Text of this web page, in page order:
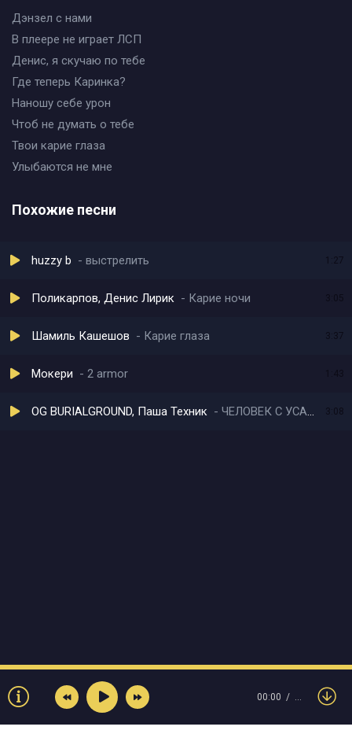
Дэнзел с нами
В плеере не играет ЛСП
Денис, я скучаю по тебе
Где теперь Каринка?
Наношу себе урон
Чтоб не думать о тебе
Твои карие глаза
Улыбаются не мне
Похожие песни
huzzy b выстрелить 1:27
Поликарпов, Денис Лирик Карие ночи
Шамиль Кашешов Карие глаза 3:37
Мокери 2 armor
OG BURIALGROUND, Паша Техник ЧЕЛОВЕК С УСАМИ 3:08
00:00 …